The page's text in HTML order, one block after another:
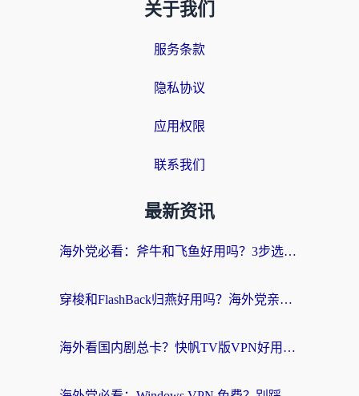
关于我们
服务条款
隐私协议
应用权限
联系我们
最新资讯
海外党必看：斧牛和飞鱼好用吗？3步选对回国加速器，无缝刷剧玩国服
穿梭和FlashBack归燕好用吗？海外党亲测3款热门回国加速器，教你选对不踩坑
海外看国内剧总卡？快帆TV版VPN好用吗？和快滚VPN对比哪个回国效果更好？